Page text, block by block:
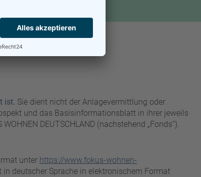
ist. Sie dient nicht der Anlagevermittlung oder
und das Basisinformationsblatt in ihrer jeweils
DEUTSCHLAND (nachstehend „Fonds“).
unter https://www.fokus-wohnen-
deutscher Sprache in elektronischem Format